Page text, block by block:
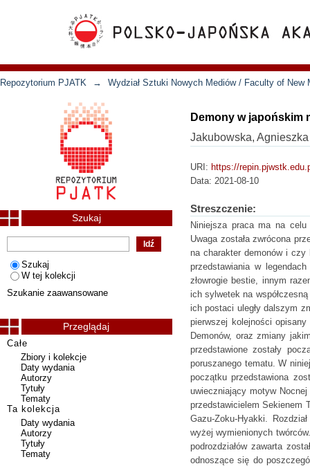
Repozytorium PJATK → Wydział Sztuki Nowych Mediów / Faculty of New
Demony w japońskim
Jakubowska, Agnieszka
URI: https://
Data: 2021-08-10
Streszczenie:
Niniejsza praca ma na celu
Uwaga została zwrócona
na charakter demonów i
przedstawiania w
złowrogie bestie, innym
ich sylwetek na
ich postaci uległy dalszym
pierwszej kolejności
Demonów, oraz zmiany
przedstawione zostały
poruszanego tematu. W
początku przedstawiona
uwieczniający motyw
przedstawicielem Sekienem
Gazu-Zoku-Hyakki.
wyżej wymienionych
podrozdziałów zawarta
odnoszące się do
Szukaj
Szukaj
W tej kolekcji
Szukanie zaawansowane
Przeglądaj
Całe
Zbiory i kolekcje
Daty wydania
Autorzy
Tytuły
Tematy
Ta kolekcja
Daty wydania
Autorzy
Tytuły
Tematy